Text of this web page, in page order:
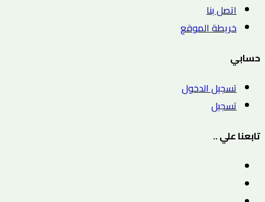
اتصل بنا
خريطة الموقع
حسابي
تسجيل الدخول
تسجيل
تابعنا علي ..